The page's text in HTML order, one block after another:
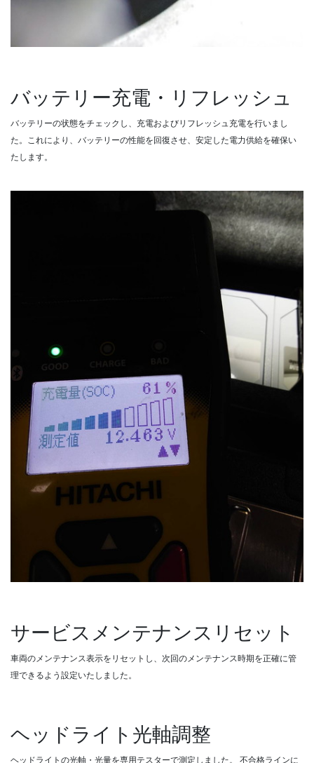
バッテリー充電・リフレッシュ
バッテリーの状態をチェックし、充電およびリフレッシュ充電を行いまし
た。これにより、バッテリーの性能を回復させ、安定した電力供給を確保い
たします。
サービスメンテナンスリセット
車両のメンテナンス表示をリセットし、次回のメンテナンス時期を正確に管
理できるよう設定いたしました。
ヘッドライト光軸調整
ヘッドライトの光軸・光量を専用テスターで測定しました。 不合格ラインに